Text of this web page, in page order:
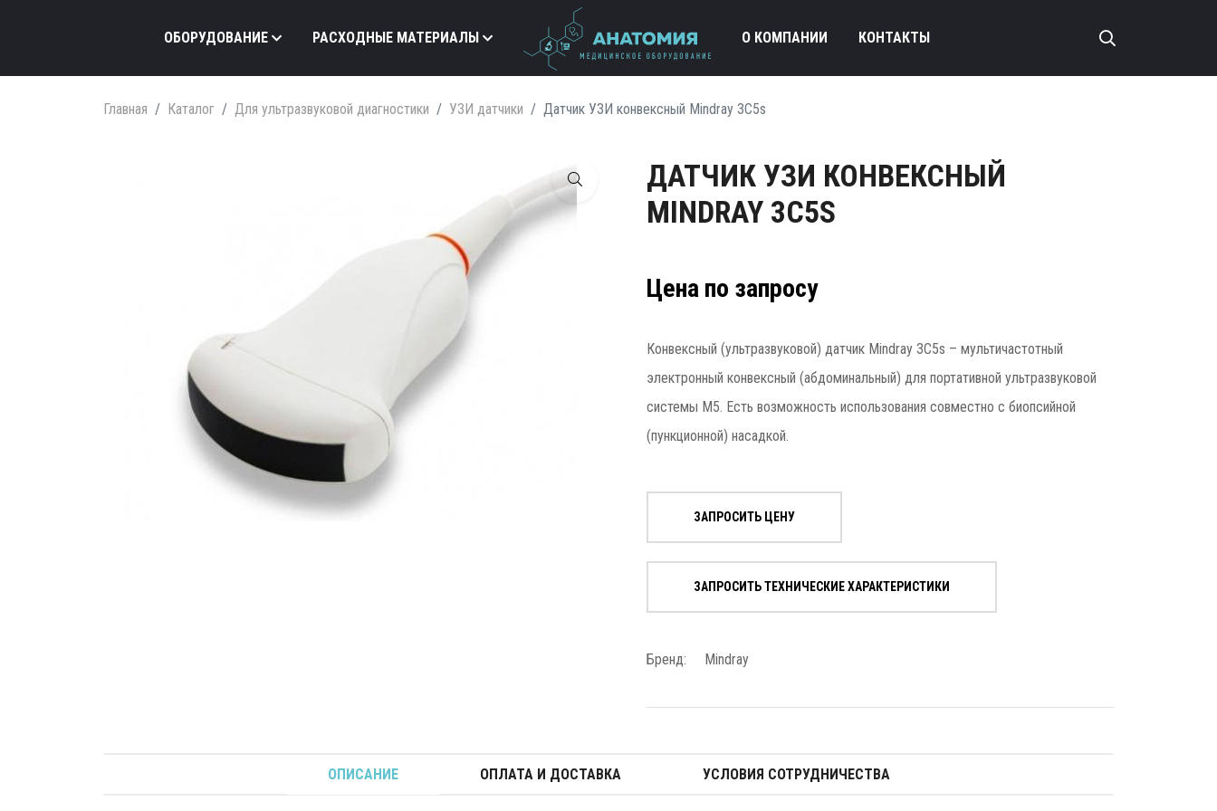
ОБОРУДОВАНИЕ РАСХОДНЫЕ МАТЕРИАЛЫ О КОМПАНИИ КОНТАКТЫ
Главная Каталог Для ультразвуковой диагностики УЗИ датчики Датчик УЗИ конвексный Mindray 3С5s
ДАТЧИК УЗИ КОНВЕКСНЫЙ
MINDRAY 3С5S
Цена по запросу
Конвексный (ультразвуковой) датчик Mindray 3С5s – мультичастотный
электронный конвексный (абдоминальный) для портативной ультразвуковой
системы M5. Есть возможность использования совместно с биопсийной
(пункционной) насадкой.
ЗАПРОСИТЬ ЦЕНУ
ЗАПРОСИТЬ ТЕХНИЧЕСКИЕ ХАРАКТЕРИСТИКИ
Бренд: Mindray
ОПИСАНИЕ ОПЛАТА И ДОСТАВКА УСЛОВИЯ СОТРУДНИЧЕСТВА